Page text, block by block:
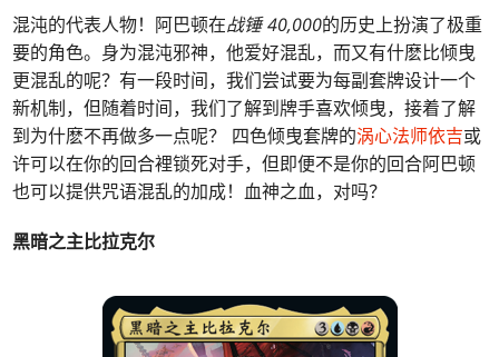
混沌的代表人物！阿巴顿在战锤 40,000的历史上扮演了极重
要的角色。身为混沌邪神，他爱好混乱，而又有什麽比倾曳
更混乱的呢？有一段时间，我们尝试要为每副套牌设计一个
新机制，但随着时间，我们了解到牌手喜欢倾曳，接着了解
到为什麽不再做多一点呢？ 四色倾曳套牌的涡心法师依吉或
许可以在你的回合裡锁死对手，但即便不是你的回合阿巴顿
也可以提供咒语混乱的加成！血神之血，对吗？
黑暗之主比拉克尔